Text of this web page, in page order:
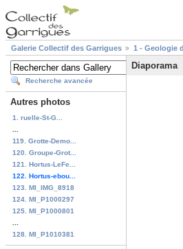
Galerie Collectif des Garrigues 1 - Geologie
Recherche avancée
Autres photos
1. ruelle-St-G...
119. Grotte-Demo...
120. Groupe-Grot...
121. Hortus-LeFe...
122. Hortus-ebou...
123. MI_IMG_8918
124. MI_P1000297
125. MI_P1000801
128. MI_P1010381
Diaporama